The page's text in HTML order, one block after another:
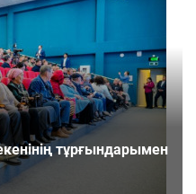
тұрғындарымен